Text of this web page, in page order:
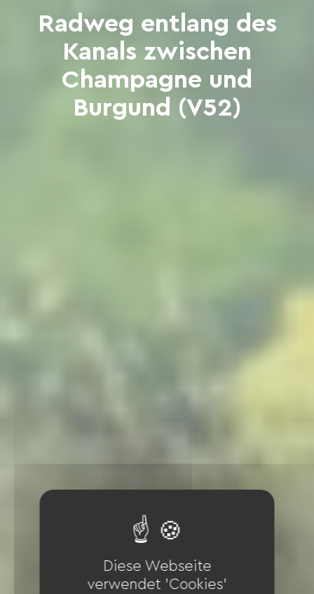
Radweg entlang des
Kanals zwischen
Champagne und
Burgund (V52)
Diese Webseite
verwendet 'Cookies'